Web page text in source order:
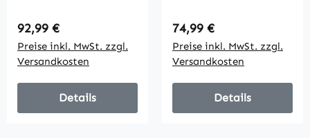
Leichtbau Hellblau
Regulärer Preis:
92,99 €
Preise inkl. MwSt. zzgl.
Versandkosten
Details
Leichtbau Schwarz
Regulärer Preis:
74,99 €
Preise inkl. MwSt. zzgl.
Versandkosten
Details